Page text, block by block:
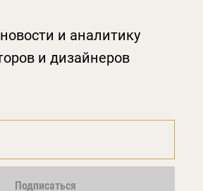
и аналитику
и дизайнеров
Подписаться